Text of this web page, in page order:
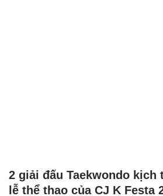
2 giải đấu Taekwondo kịch
lễ thể thao của CJ K Festa